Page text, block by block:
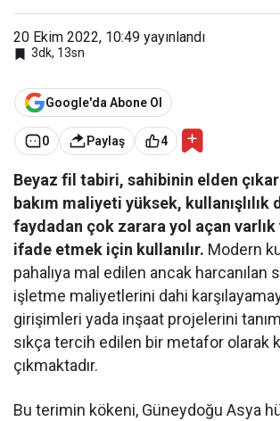
20 Ekim 2022, 10:49 yayınlandı
3dk, 13sn
Google'da Abone Ol
0 Paylaş 4
Beyaz fil tabiri, sahibinin elden
bakım maliyeti yüksek, kullanışlılık
faydadan çok zarara yol açan
ifade etmek için kullanılır. Modern
pahalıya mal edilen ancak harcanılan
işletme maliyetlerini dahi
girişimleri yada inşaat projelerini
sıkça tercih edilen bir metafor olarak
çıkmaktadır.
Bu terimin kökeni, Güneydoğu Asya